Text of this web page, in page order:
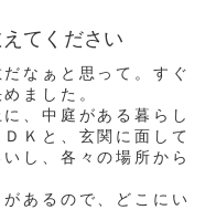
てください
なぁと思って。すぐ
ました。
、中庭がある暮らし
Ｋと、玄関に面して
し、各々の場所から
あるので、どこにい